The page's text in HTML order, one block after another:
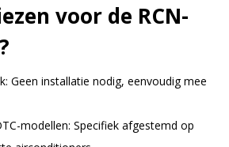
voor de RCN-
Geen installatie nodig, eenvoudig mee
modellen: Specifiek afgestemd op